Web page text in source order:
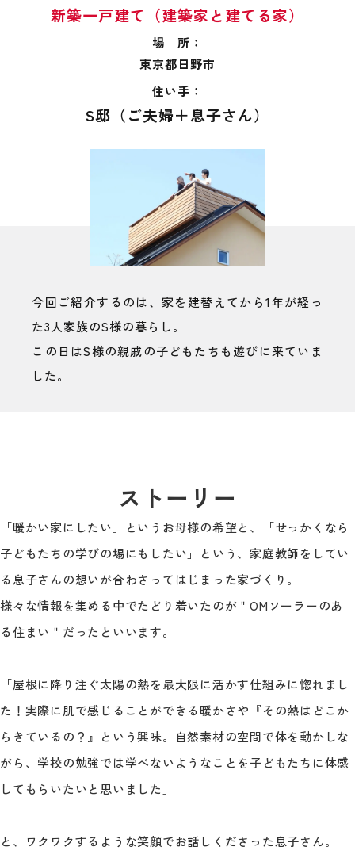
新築一戸建て（建築家と建てる家）
場 所：
東京都日野市
住い手：
S邸（ご夫婦＋息子さん）
今回ご紹介するのは、家を建替えてから1年が経っ
た3人家族のS様の暮らし。
この日はS様の親戚の子どもたちも遊びに来ていま
した。
ストーリー
「暖かい家にしたい」というお母様の希望と、「せっかくなら
子どもたちの学びの場にもしたい」という、家庭教師をしてい
る息子さんの想いが合わさってはじまった家づくり。
様々な情報を集める中でたどり着いたのが＂OMソーラーのあ
る住まい＂だったといいます。
「屋根に降り注ぐ太陽の熱を最大限に活かす仕組みに惚れまし
た！実際に肌で感じることができる暖かさや『その熱はどこか
らきているの？』という興味。自然素材の空間で体を動かしな
がら、学校の勉強では学べないようなことを子どもたちに体感
してもらいたいと思いました」
と、ワクワクするような笑顔でお話しくださった息子さん。